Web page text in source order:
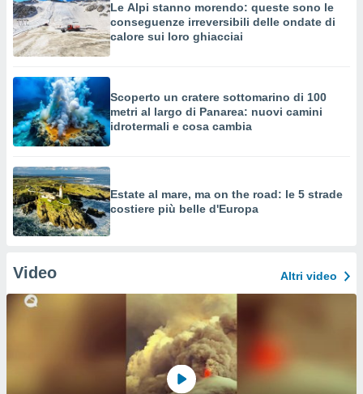
Le Alpi stanno morendo: queste sono le
conseguenze irreversibili delle ondate di
calore sui loro ghiacciai
Scoperto un cratere sottomarino di 100
metri al largo di Panarea: nuovi camini
idrotermali e cosa cambia
Estate al mare, ma on the road: le 5 strade
costiere più belle d'Europa
Video Altri video